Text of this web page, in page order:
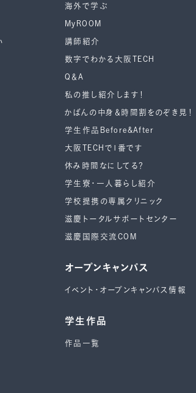
海外で学ぶ
MyROOM
講師紹介
数字でわかる大阪TECH
Q＆A
私の推し紹介します！
かばんの中身＆時間割をのぞき見！
学生作品Before&After
大阪TECHで1番です
休み時間なにしてる？
学生寮・一人暮らし紹介
学校提携の専属クリニック
滋慶トータルサポートセンター
滋慶国際交流COM
オープンキャンパス
イベント・オープンキャンパス情報
学生作品
作品一覧